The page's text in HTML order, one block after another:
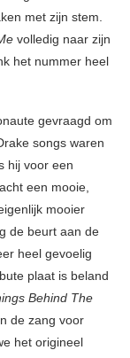
met zijn stem.
volledig naar zijn
het nummer heel
gevraagd om
songs waren
hij voor een
een mooie,
mooier
de beurt aan de
heel gevoelig
plaat is beland
Behind The
de zang voor
het origineel